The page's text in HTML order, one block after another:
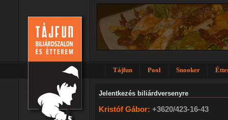
Tájfun Pool Snooker
Jelentkezés biliárdversenyre
Kristóf Gábor: +3620/423-16-43